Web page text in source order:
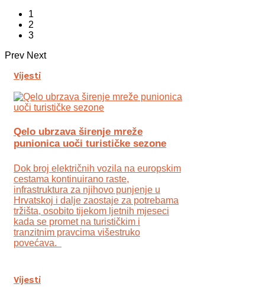
1
2
3
Prev Next
Vijesti
Qelo ubrzava širenje mreže
punionica uoči turističke sezone
Dok broj električnih vozila na europskim
cestama kontinuirano raste,
infrastruktura za njihovo punjenje u
Hrvatskoj i dalje zaostaje za potrebama
tržišta, osobito tijekom ljetnih mjeseci
kada se promet na turističkim i
tranzitnim pravcima višestruko
povećava.
Vijesti